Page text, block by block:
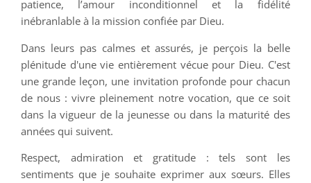
patience, l’amour inconditionnel et la fidélité
inébranlable à la mission confiée par Dieu.
Dans leurs pas calmes et assurés, je perçois la belle
plénitude d'une vie entièrement vécue pour Dieu. C'est
une grande leçon, une invitation profonde pour chacun
de nous : vivre pleinement notre vocation, que ce soit
dans la vigueur de la jeunesse ou dans la maturité des
années qui suivent.
Respect, admiration et gratitude : tels sont les
sentiments que je souhaite exprimer aux sœurs. Elles